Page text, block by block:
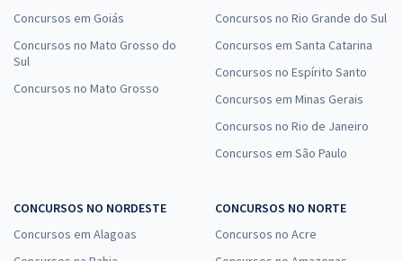
Concursos em Goiás
Concursos no Mato Grosso do
Sul
Concursos no Mato Grosso
Concursos no Rio Grande do Sul
Concursos em Santa Catarina
Concursos no Espírito Santo
Concursos em Minas Gerais
Concursos no Rio de Janeiro
Concursos em São Paulo
CONCURSOS NO NORDESTE
Concursos em Alagoas
CONCURSOS NO NORTE
Concursos no Acre